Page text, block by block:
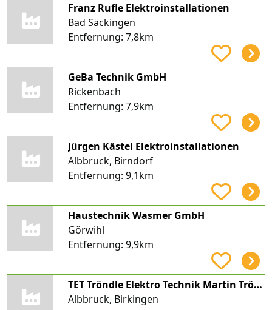
Franz Rufle Elektroinstallationen
Bad Säckingen
Entfernung: 7,8km
GeBa Technik GmbH
Rickenbach
Entfernung: 7,9km
Jürgen Kästel Elektroinstallationen
Albbruck, Birndorf
Entfernung: 9,1km
Haustechnik Wasmer GmbH
Görwihl
Entfernung: 9,9km
TET Tröndle Elektro Technik Martin Tröndle
Albbruck, Birkingen